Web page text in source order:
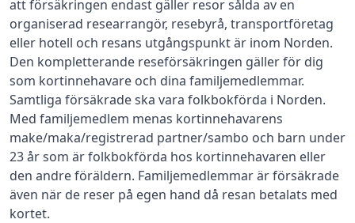
att försäkringen endast gäller resor sålda av en
organiserad researrangör, resebyrå, transportföretag
eller hotell och resans utgångspunkt är inom Norden.
Den kompletterande reseförsäkringen gäller för dig
som kortinnehavare och dina familjemedlemmar.
Samtliga försäkrade ska vara folkbokförda i Norden.
Med familjemedlem menas kortinnehavarens
make/maka/registrerad partner/sambo och barn under
23 år som är folkbokförda hos kortinnehavaren eller
den andre föräldern. Familjemedlemmar är försäkrade
även när de reser på egen hand då resan betalats med
kortet.